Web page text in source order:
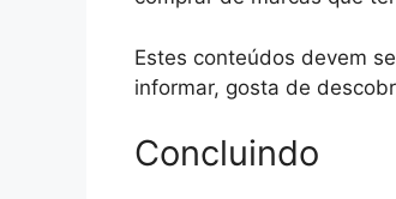
Estes conteúdos devem
informar, gosta de
Concluindo